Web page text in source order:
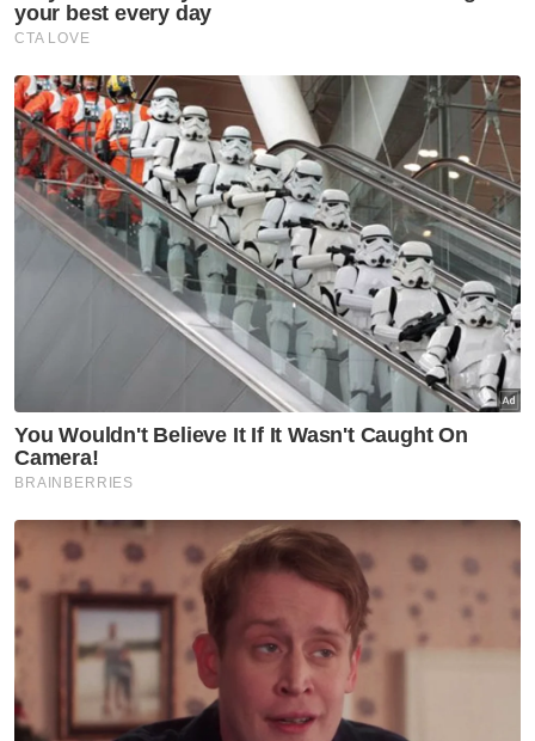
memohon maaf kepada Razarudin
berhubung kenyataan berbaur fitnah ketika
prosiding kes saman RM3 juta.
Dalam saman yang difailkan pada 26
Disember 2024, Razarudin menuntut ganti
rugi bagi fitnah lisan dan bertulis, ganti rugi
am, teruk atau teladan, serta khas.
Berita Telus & Tulus menerusi E-Mel setiap
hari!
Beliau turut menuntut perintah injunksi bagi
menghalang defendan sama ada secara
sendiri, melalui ejennya, atau mana-mana
pihak lain daripada mengeluarkan kenyataan